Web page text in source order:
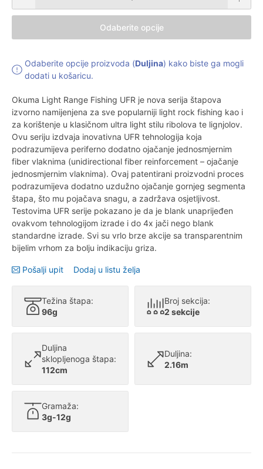
Odaberite opcije
Odaberite opcije proizvoda (Duljina) kako biste ga mogli
dodati u košaricu.
Okuma Light Range Fishing UFR je nova serija štapova
izvorno namijenjena za sve popularniji light rock fishing kao i
za korištenje u klasičnom ultra light stilu ribolova te lignjolov.
Ovu seriju izdvaja inovativna UFR tehnologija koja
podrazumijeva periferno dodatno ojačanje jednosmjernim
fiber vlaknima (unidirectional fiber reinforcement – ojačanje
jednosmjernim vlaknima). Ovaj patentirani proizvodni proces
podrazumijeva dodatno uzdužno ojačanje gornjeg segmenta
štapa, što mu pojačava snagu, a zadržava osjetljivost.
Testovima UFR serije pokazano je da je blank unaprijeđen
ovakvom tehnologijom izrade i do 4x jači nego blank
standardne izrade. Svi su vrlo brze akcije sa transparentnim
bijelim vrhom za bolju indikaciju griza.
Pošalji upit Dodaj u listu želja
Težina štapa:
96g
Broj sekcija:
2 sekcije
Duljina
sklopljenoga štapa:
112cm
Duljina:
2.16m
Gramaža:
3g-12g